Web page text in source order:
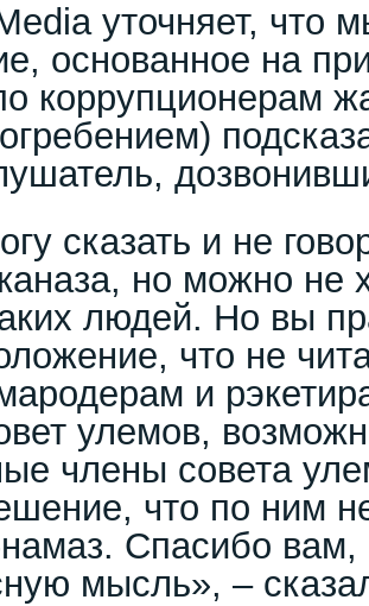
уточняет, что
основанное на
коррупционерам
сказать и не
но можно не
людей. Но вы
что не
и
улемов,
члены совета
что по ним
Спасибо вам,
мысль», –